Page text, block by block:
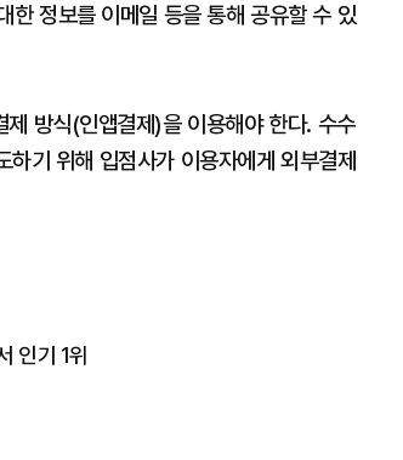
한 정보를 이메일 등을 통해 공유할 수 있
방식(인앱결제)을 이용해야 한다. 수수
기 위해 입점사가 이용자에게 외부결제
인기 1위